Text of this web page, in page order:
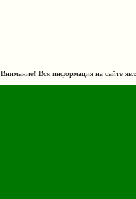
Внимание! Вся информация на сайте